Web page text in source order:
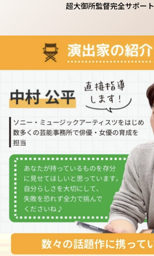
超大御所監督完全サポート